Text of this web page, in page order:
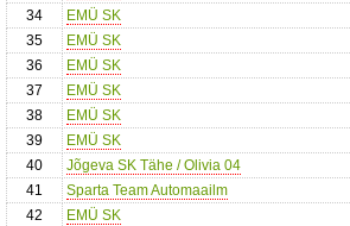
34
EMÜ SK
35
EMÜ SK
36
EMÜ SK
37
EMÜ SK
38
EMÜ SK
39
EMÜ SK
40
Jõgeva SK Tähe / Olivia 04
41
Sparta Team Automaailm
42
EMÜ SK